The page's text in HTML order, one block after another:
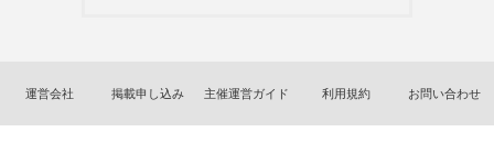
運営会社 掲載申し込み 主催運営ガイド 利用規約 お問い合わせ